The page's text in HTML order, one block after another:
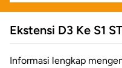
Ekstensi D3 Ke S1
Informasi lengkap